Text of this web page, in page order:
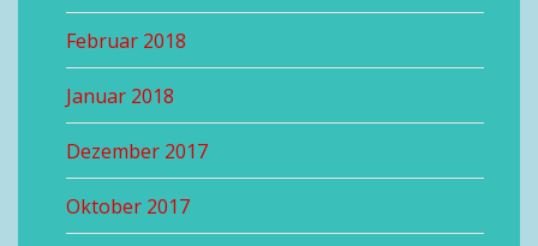
Februar 2018
Januar 2018
Dezember 2017
Oktober 2017